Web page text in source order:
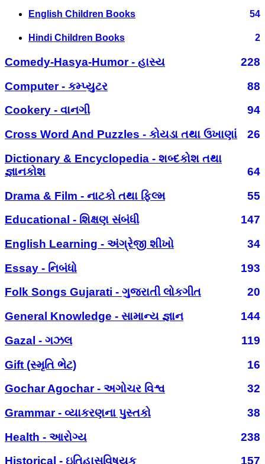
English Children Books 54
Hindi Children Books 2
Comedy-Hasya-Humor - હાસ્ય
228
Computer - કમ્પ્યુટર
88
Cookery - વાનગી
94
Cross Word And Puzzles - કોયડા તથા ઉખાણાં
26
Dictionary & Encyclopedia - શબ્દકોશ તથા
જ્ઞાનકોશ
64
Drama & Film - નાટકો તથા ફિલ્મ
55
Educational - શિક્ષણ સંબંધી
147
English Learning - અંગ્રેજી શીખો
34
Essay - નિબંધો
193
Folk Songs Gujarati - ગુજરાતી લોકગીત
20
General Knowledge - સામાન્ય જ્ઞાન
144
Gazal - ગઝલ
119
Gift (સ્મૃતિ ભેટ)
16
Gochar Agochar - અગોચર વિશ્વ
32
Grammar - વ્યાકરણના પુસ્તકો
38
Health - આરોગ્ય
238
Historical - ઇતિહાસવિષયક
157